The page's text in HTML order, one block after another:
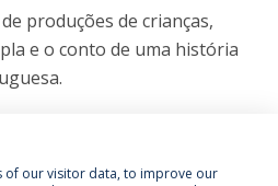
produções de crianças,
e o conto de uma história
of our visitor data, to improve our